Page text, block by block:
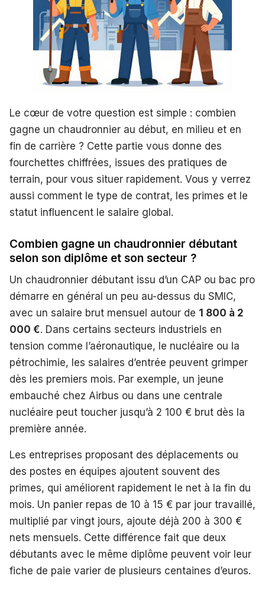
Le cœur de votre question est simple : combien
gagne un chaudronnier au début, en milieu et en
fin de carrière ? Cette partie vous donne des
fourchettes chiffrées, issues des pratiques de
terrain, pour vous situer rapidement. Vous y verrez
aussi comment le type de contrat, les primes et le
statut influencent le salaire global.
Combien gagne un chaudronnier débutant
selon son diplôme et son secteur ?
Un chaudronnier débutant issu d’un CAP ou bac pro
démarre en général un peu au-dessus du SMIC,
avec un salaire brut mensuel autour de 1 800 à 2
000 €. Dans certains secteurs industriels en
tension comme l’aéronautique, le nucléaire ou la
pétrochimie, les salaires d’entrée peuvent grimper
dès les premiers mois. Par exemple, un jeune
embauché chez Airbus ou dans une centrale
nucléaire peut toucher jusqu’à 2 100 € brut dès la
première année.
Les entreprises proposant des déplacements ou
des postes en équipes ajoutent souvent des
primes, qui améliorent rapidement le net à la fin du
mois. Un panier repas de 10 à 15 € par jour travaillé,
multiplié par vingt jours, ajoute déjà 200 à 300 €
nets mensuels. Cette différence fait que deux
débutants avec le même diplôme peuvent voir leur
fiche de paie varier de plusieurs centaines d’euros.